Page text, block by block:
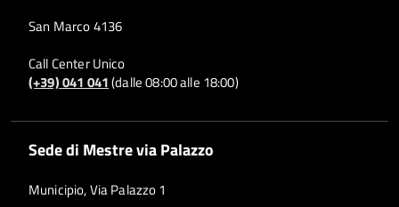
San Marco 4136
Call Center Unico
(+39) 041 041(dalle 08:00 alle 18:00)
Sede di Mestre via Palazzo
Municipio, Via Palazzo 1